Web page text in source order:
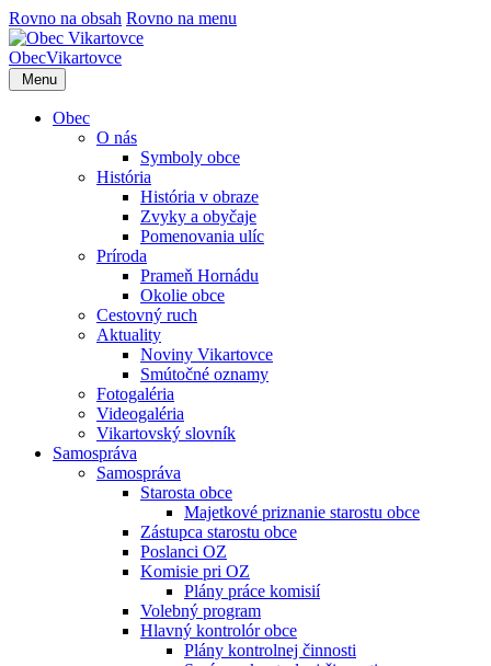
Rovno na obsah Rovno na menu
ObecVikartovce
Menu
Obec
O nás
Symboly obce
História
História v obraze
Zvyky a obyčaje
Pomenovania ulíc
Príroda
Prameň Hornádu
Okolie obce
Cestovný ruch
Aktuality
Noviny Vikartovce
Smútočné oznamy
Fotogaléria
Videogaléria
Vikartovský slovník
Samospráva
Samospráva
Starosta obce
Majetkové priznanie starostu obce
Zástupca starostu obce
Poslanci OZ
Komisie pri OZ
Plány práce komisií
Volebný program
Hlavný kontrolór obce
Plány kontrolnej činnosti